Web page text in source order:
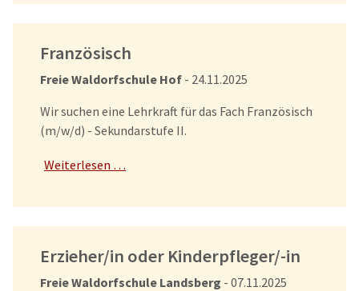
Französisch
Freie Waldorfschule Hof - 24.11.2025
Wir suchen eine Lehrkraft für das Fach Französisch
(m/w/d) - Sekundarstufe II.
Weiterlesen …
Erzieher/in oder Kinderpfleger/-in
Freie Waldorfschule Landsberg - 07.11.2025